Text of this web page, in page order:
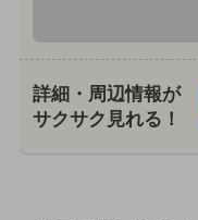
詳細・周辺情報が
サクサク見れる！